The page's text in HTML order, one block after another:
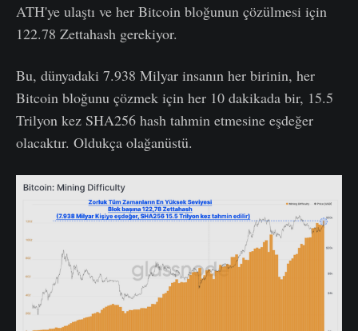
ATH'ye ulaştı ve her Bitcoin bloğunun çözülmesi için
122.78 Zettahash gerekiyor.
Bu, dünyadaki 7.938 Milyar insanın her birinin, her
Bitcoin bloğunu çözmek için her 10 dakikada bir, 15.5
Trilyon kez SHA256 hash tahmin etmesine eşdeğer
olacaktır. Oldukça olağanüstü.